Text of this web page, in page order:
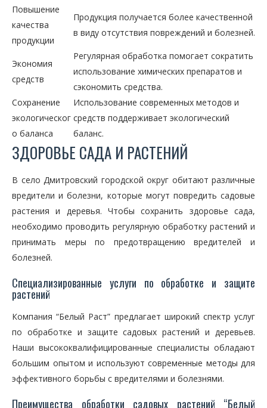
Повышение
качества
продукции
Продукция получается более качественной
в виду отсутствия повреждений и болезней.
Экономия
средств
Регулярная обработка помогает сократить
использование химических препаратов и
сэкономить средства.
Сохранение
экологическог
о баланса
Использование современных методов и
средств поддерживает экологический
баланс.
ЗДОРОВЬЕ САДА И РАСТЕНИЙ
В село Дмитровский городской округ обитают различные
вредители и болезни, которые могут повредить садовые
растения и деревья. Чтобы сохранить здоровье сада,
необходимо проводить регулярную обработку растений и
принимать меры по предотвращению вредителей и
болезней.
Специализированные услуги по обработке и защите
растений
Компания “Белый Раст” предлагает широкий спектр услуг
по обработке и защите садовых растений и деревьев.
Наши высококвалифицированные специалисты обладают
большим опытом и используют современные методы для
эффективного борьбы с вредителями и болезнями.
Преимущества обработки садовых растений “Белый